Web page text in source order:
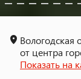
Вологодская
от центра
Показать на